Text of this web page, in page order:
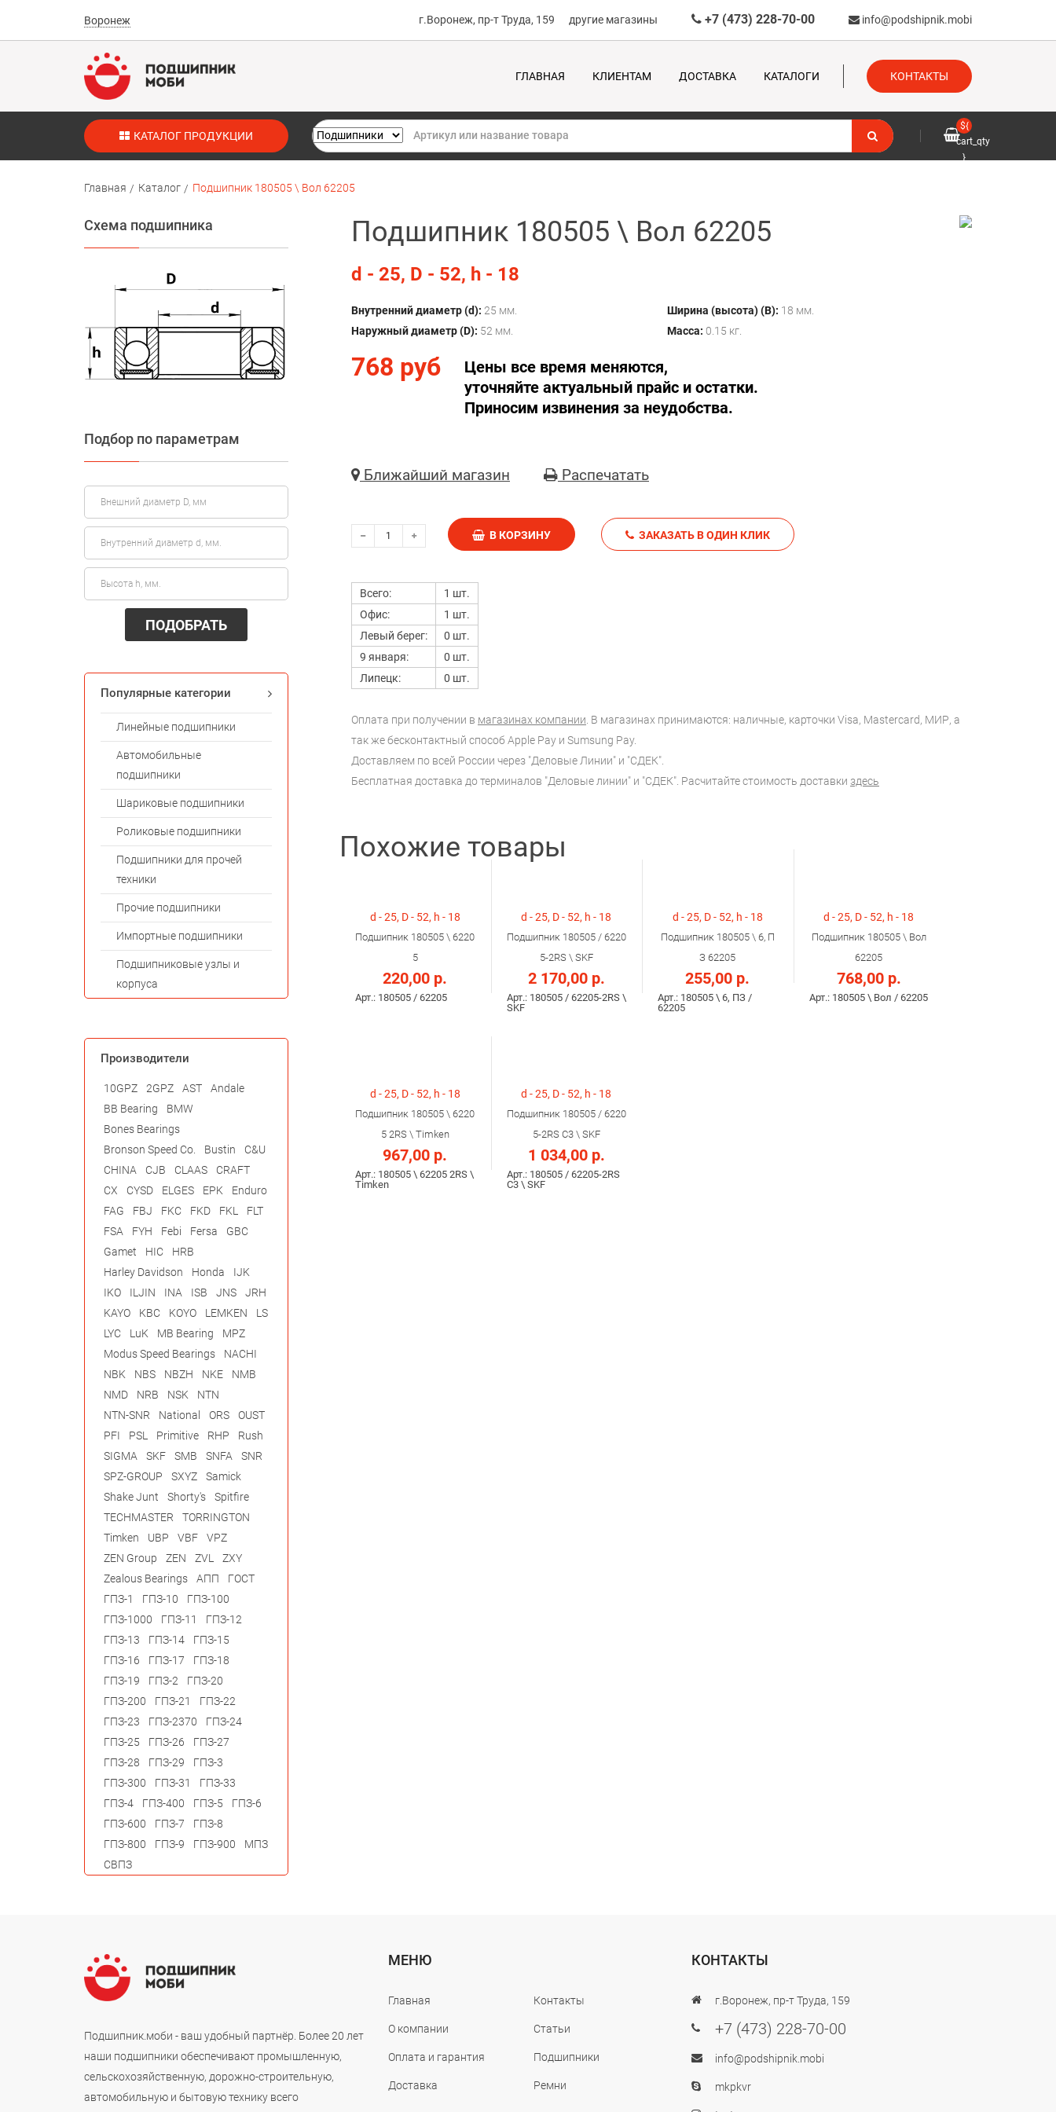
Воронеж г.Воронеж, пр-т Труда, 159 другие магазины +7 (473) 228-70-00 info@podshipnik.mobi
ГЛАВНАЯ КЛИЕНТАМ ДОСТАВКА КАТАЛОГИ КОНТАКТЫ
КАТАЛОГ ПРОДУКЦИИ
${
cart_qty
}
Главная Каталог Подшипник 180505 \ Вол 62205
Подшипник 180505 \ Вол 62205
d - 25, D - 52, h - 18
Внутренний диаметр (d): 25 мм.
Наружный диаметр (D): 52 мм.
Ширина (высота) (B): 18 мм.
Масса: 0.15 кг.
768 руб
Цены все время меняются,
уточняйте актуальный прайс и остатки.
Приносим извинения за неудобства.
Ближайший магазин Распечатать
В КОРЗИНУ ЗАКАЗАТЬ В ОДИН КЛИК
Всего:
1 шт.
Офис:
1 шт.
Левый берег:
0 шт.
9 января:
0 шт.
Липецк:
0 шт.
Оплата при получении в магазинах компании. В магазинах принимаются: наличные, карточки Visa, Mastercard, МИР, а
так же бесконтактный способ Apple Pay и Sumsung Pay.
Доставляем по всей России через "Деловые Линии" и "СДЕК".
Бесплатная доставка до терминалов "Деловые линии" и "СДЕК". Расчитайте стоимость доставки здесь
Похожие товары
d - 25, D - 52, h - 18
Подшипник 180505 \ 6220
5
220,00 р.
Арт.: 180505 / 62205
d - 25, D - 52, h - 18
Подшипник 180505 / 6220
5-2RS \ SKF
2 170,00 р.
Арт.: 180505 / 62205-2RS \
SKF
d - 25, D - 52, h - 18
Подшипник 180505 \ 6, П
З 62205
255,00 р.
Арт.: 180505 \ 6, ПЗ /
62205
d - 25, D - 52, h - 18
Подшипник 180505 \ Вол
62205
768,00 р.
Арт.: 180505 \ Вол / 62205
d - 25, D - 52, h - 18
Подшипник 180505 \ 6220
5 2RS \ Timken
967,00 р.
Арт.: 180505 \ 62205 2RS \
Timken
d - 25, D - 52, h - 18
Подшипник 180505 / 6220
5-2RS С3 \ SKF
1 034,00 р.
Арт.: 180505 / 62205-2RS
С3 \ SKF
Схема подшипника
Подбор по параметрам
ПОДОБРАТЬ
Популярные категории
Линейные подшипники
Автомобильные
подшипники
Шариковые подшипники
Роликовые подшипники
Подшипники для прочей
техники
Прочие подшипники
Импортные подшипники
Подшипниковые узлы и
корпуса
Производители
10GPZ 2GPZ AST
Andale
BB Bearing
BMW
Bones Bearings
Bronson Speed Co.
Bustin
C&U
CHINA
CJB CLAAS
CRAFT
CX
CYSD ELGES EPK
Enduro
FAG
FBJ FKC FKD FKL
FLT
FSA
FYH Febi Fersa
GBC
Gamet
HIC
HRB
Harley Davidson
Honda
IJK
IKO
ILJIN INA ISB JNS
JRH
KAYO
KBC KOYO LEMKEN
LS
LYC
LuK MB Bearing
MPZ
Modus Speed Bearings
NACHI
NBK
NBS NBZH NKE
NMB
NMD
NRB NSK
NTN
NTN-SNR
National ORS
OUST
PFI
PSL Primitive RHP
Rush
SIGMA
SKF SMB SNFA
SNR
SPZ-GROUP
SXYZ
Samick
Shake Junt
Shorty's
Spitfire
TECHMASTER
TORRINGTON
Timken
UBP VBF
VPZ
ZEN Group
ZEN ZVL
ZXY
Zealous Bearings
АПП
ГОСТ
ГПЗ-1
ГПЗ-10
ГПЗ-100
ГПЗ-1000
ГПЗ-11
ГПЗ-12
ГПЗ-13
ГПЗ-14
ГПЗ-15
ГПЗ-16
ГПЗ-17
ГПЗ-18
ГПЗ-19
ГПЗ-2
ГПЗ-20
ГПЗ-200
ГПЗ-21
ГПЗ-22
ГПЗ-23
ГПЗ-2370
ГПЗ-24
ГПЗ-25
ГПЗ-26
ГПЗ-27
ГПЗ-28
ГПЗ-29
ГПЗ-3
ГПЗ-300
ГПЗ-31
ГПЗ-33
ГПЗ-4
ГПЗ-400 ГПЗ-5
ГПЗ-6
ГПЗ-600
ГПЗ-7
ГПЗ-8
ГПЗ-800
ГПЗ-9 ГПЗ-900
МПЗ
СВПЗ
Подшипник.моби - ваш удобный партнёр. Более 20 лет
наши подшипники обеспечивают промышленную,
сельскохозяйственную, дорожно-строительную,
автомобильную и бытовую технику всего
МЕНЮ
Главная
О компании
Оплата и гарантия
Доставка
Контакты
Статьи
Подшипники
Ремни
КОНТАКТЫ
г.Воронеж, пр-т Труда, 159
+7 (473) 228-70-00
info@podshipnik.mobi
mkpkvr